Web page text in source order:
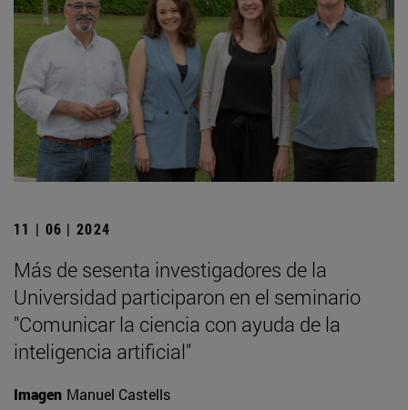
11 | 06 | 2024
Más de sesenta investigadores de la
Universidad participaron en el seminario
"Comunicar la ciencia con ayuda de la
inteligencia artificial"
Imagen Manuel Castells